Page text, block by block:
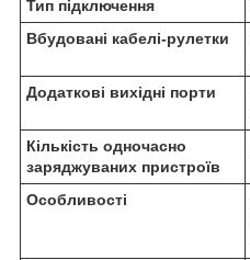
Тип підключення
Вбудовані кабелі-рулетки
Додаткові вихідні порти
Кількість одночасно
заряджуваних пристроїв
Особливості